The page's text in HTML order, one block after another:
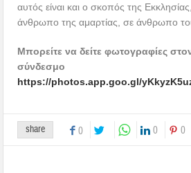
αυτός είναι και ο σκοπός της
άνθρωπο της αμαρτίας, σε άνθρωπο
Μπορείτε να δείτε φωτογραφίες
σύνδεσμο
https://photos.app.goo.gl/
share 0 0 0